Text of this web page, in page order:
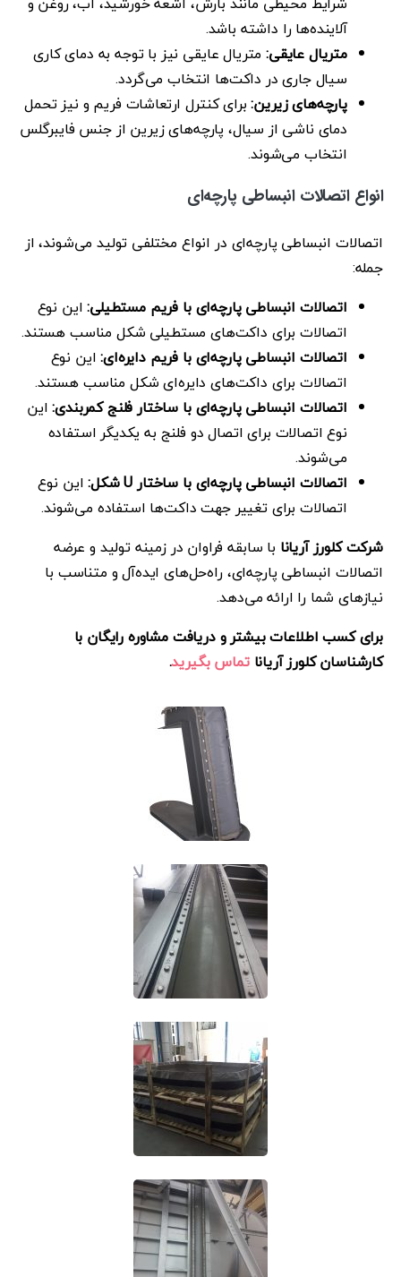
آلاینده‌ها را داشته باشد.
متريال عایقی:متريال عایقی نیز با توجه به دمای کاری
سیال جاری در داکت‌ها انتخاب می‌گردد.
پارچه‌های زیرین:برای کنترل ارتعاشات فریم و نیز تحمل
دمای ناشی از سیال، پارچه‌های زیرین از جنس فایبرگلس
انتخاب می‌شوند.
انواع اتصالات انبساطی پارچه‌ای
اتصالات انبساطی پارچه‌ای در انواع مختلفی تولید می‌شوند، از
جمله:
اتصالات انبساطی پارچه‌ای با فریم مستطیلی:این نوع
اتصالات برای داکت‌های مستطیلی شکل مناسب هستند.
اتصالات انبساطی پارچه‌ای با فریم دایره‌ای:این نوع
اتصالات برای داکت‌های دایره‌ای شکل مناسب هستند.
اتصالات انبساطی پارچه‌ای با ساختار فلنج کمربندی:این
نوع اتصالات برای اتصال دو فلنج به یکدیگر استفاده
می‌شوند.
اتصالات انبساطی پارچه‌ای با ساختار U شکل:
این نوع
اتصالات برای تغییر جهت داکت‌ها استفاده می‌شوند.
شرکت کلورز آریانا با سابقه فراوان در زمینه تولید و عرضه
اتصالات انبساطی پارچه‌ای، راه‌حل‌های ایده‌آل و متناسب با
نیازهای شما را ارائه می‌دهد.
برای کسب اطلاعات بیشتر و دریافت مشاوره رایگان با
کارشناسان کلورز آریاناتماس بگیرید.